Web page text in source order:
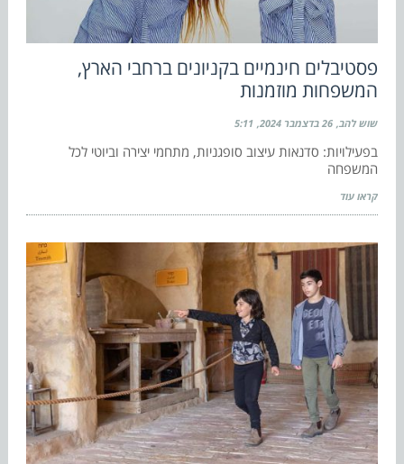
פסטיבלים חינמיים בקניונים ברחבי הארץ,
המשפחות מוזמנות
שוש להב 26 בדצמבר 2024 5:11
בפעילויות: סדנאות עיצוב סופגניות, מתחמי יצירה וביוטי לכל
המשפחה
קראו עוד